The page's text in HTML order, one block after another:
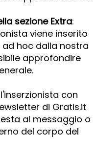
sezione Extra:
viene inserito
hoc dalla nostra
approfondire
con
di Gratis.it
al messaggio o
del corpo del